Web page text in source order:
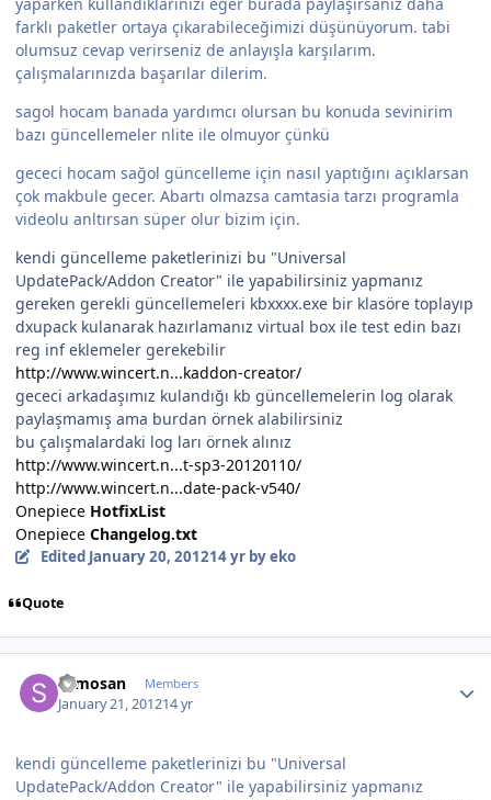
farklı paketler ortaya çıkarabileceğimizi düşünüyorum. tabi
olumsuz cevap verirseniz de anlayışla karşılarım.
çalışmalarınızda başarılar dilerim.
sagol hocam banada yardımcı olursan bu konuda sevinirim
bazı güncellemeler nlite ile olmuyor çünkü
gececi hocam sağol güncelleme için nasıl yaptığını açıklarsan
çok makbule gecer. Abartı olmazsa camtasia tarzı programla
videolu anltırsan süper olur bizim için.
kendi güncelleme paketlerinizi bu "Universal
UpdatePack/Addon Creator" ile yapabilirsiniz yapmanız
gereken gerekli güncellemeleri kbxxxx.exe bir klasöre toplayıp
dxupack kulanarak hazırlamanız virtual box ile test edin bazı
reg inf eklemeler gerekebilir
http://www.wincert.n...kaddon-creator/
gececi arkadaşımız kulandığı kb güncellemelerin log olarak
paylaşmamış ama burdan örnek alabilirsiniz
bu çalışmalardaki log ları örnek alınız
http://www.wincert.n...t-sp3-20120110/
http://www.wincert.n...date-pack-v540/
Onepiece HotfixList
Onepiece Changelog.txt
Edited January 20, 201214 yrby eko
Quote
samosan Members
January 21, 201214 yr
kendi güncelleme paketlerinizi bu "Universal
UpdatePack/Addon Creator" ile yapabilirsiniz yapmanız